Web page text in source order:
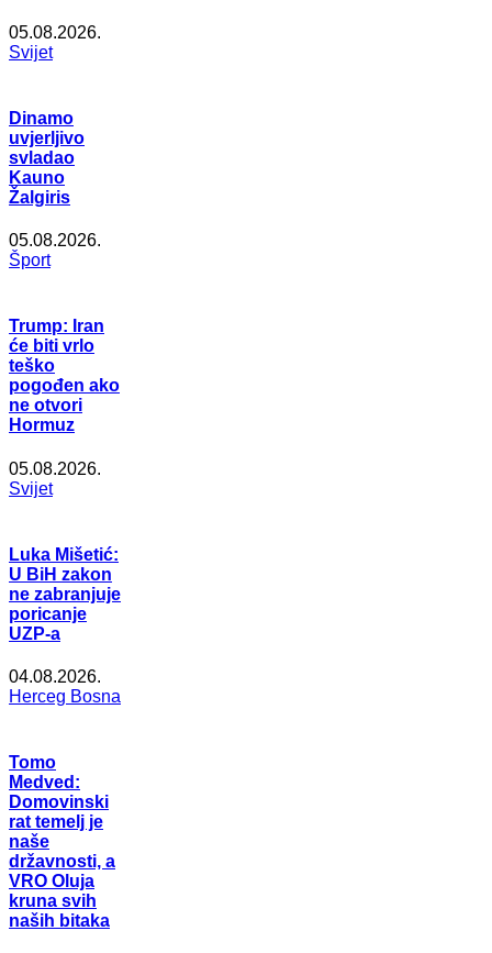
05.08.2026.
Svijet
Dinamo
uvjerljivo
svladao
Kauno
Žalgiris
05.08.2026.
Šport
Trump: Iran
će biti vrlo
teško
pogođen ako
ne otvori
Hormuz
05.08.2026.
Svijet
Luka Mišetić:
U BiH zakon
ne zabranjuje
poricanje
UZP-a
04.08.2026.
Herceg Bosna
Tomo
Medved:
Domovinski
rat temelj je
naše
državnosti, a
VRO Oluja
kruna svih
naših bitaka